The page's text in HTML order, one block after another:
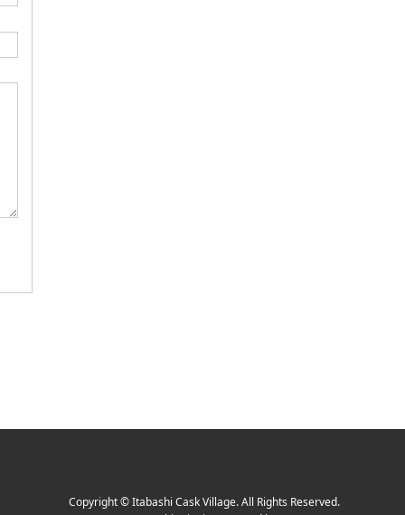
Copyright©Itabashi Cask Village. All Rights Reserved.